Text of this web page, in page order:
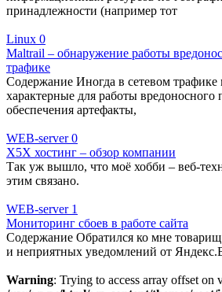
принадлежности (например тот
Linux 0
Maltrail – обнаружение работы
трафике
Содержание Иногда в сетевом трафике
характерные для работы вредоносного
обеспечения артефакты,
WEB-server0
X5X хостинг – обзор компании
Так уж вышло, что моё хобби – веб-
этим связано.
WEB-server1
Мониторинг сбоев в работе сайта
Содержание Обратился ко мне
и неприятных уведомлений от
Warning: Trying to access array offset on